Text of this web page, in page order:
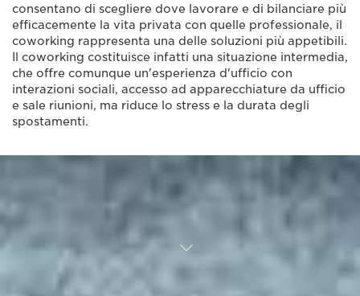
consentano di scegliere dove lavorare e di bilanciare più
efficacemente la vita privata con quelle professionale, il
coworking rappresenta una delle soluzioni più appetibili.
Il coworking costituisce infatti una situazione intermedia,
che offre comunque un'esperienza d'ufficio con
interazioni sociali, accesso ad apparecchiature da ufficio
e sale riunioni, ma riduce lo stress e la durata degli
spostamenti.